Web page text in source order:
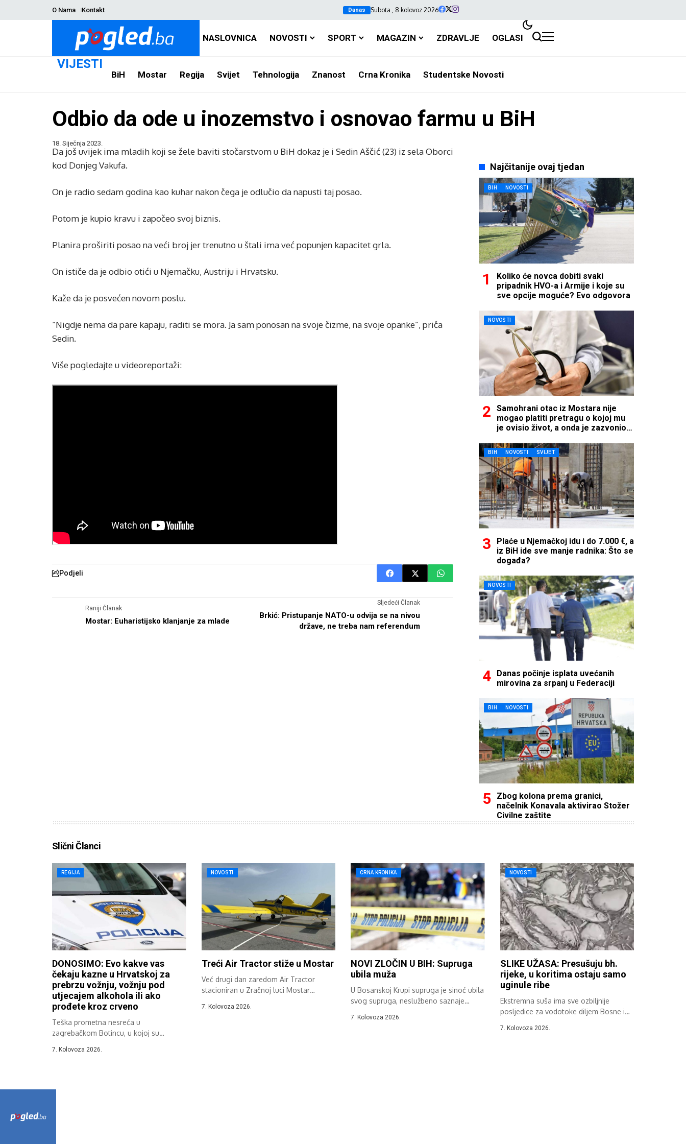
O Nama Kontakt Danas Subota , 8 kolovoz 2026
NASLOVNICA NOVOSTI SPORT MAGAZIN ZDRAVLJE OGLASI
VIJESTI
BiH Mostar Regija Svijet Tehnologija Znanost Crna Kronika Studentske Novosti
Odbio da ode u inozemstvo i osnovao farmu u BiH
18. Siječnja 2023.
Da još uvijek ima mladih koji se žele baviti stočarstvom u BiH dokaz je i Sedin Aščić (23) iz sela Oborci
kod Donjeg Vakufa.
On je radio sedam godina kao kuhar nakon čega je odlučio da napusti taj posao.
Potom je kupio kravu i započeo svoj biznis.
Planira proširiti posao na veći broj jer trenutno u štali ima već popunjen kapacitet grla.
On ističe da je odbio otići u Njemačku, Austriju i Hrvatsku.
Kaže da je posvećen novom poslu.
“Nigdje nema da pare kapaju, raditi se mora. Ja sam ponosan na svoje čizme, na svoje opanke”, priča
Sedin.
Više pogledajte u videoreportaži:
Podjeli
Raniji Članak
Mostar: Euharistijsko klanjanje za mlade
Sljedeći Članak
Brkić: Pristupanje NATO-u odvija se na nivou
države, ne treba nam referendum
Najčitanije ovaj tjedan
BIH NOVOSTI
Koliko će novca dobiti svaki
pripadnik HVO-a i Armije i koje su
sve opcije moguće? Evo odgovora
NOVOSTI
Samohrani otac iz Mostara nije
mogao platiti pretragu o kojoj mu
je ovisio život, a onda je zazvonio
BIH NOVOSTI SVIJET
Plaće u Njemačkoj idu i do 7.000 €, a
iz BiH ide sve manje radnika: Što se
događa?
NOVOSTI
Danas počinje isplata uvećanih
mirovina za srpanj u Federaciji
BIH NOVOSTI
Zbog kolona prema granici,
načelnik Konavala aktivirao Stožer
Civilne zaštite
Slični Članci
REGIJA
DONOSIMO: Evo kakve vas
čekaju kazne u Hrvatskoj za
prebrzu vožnju, vožnju pod
utjecajem alkohola ili ako
prođete kroz crveno
Teška prometna nesreća u
zagrebačkom Botincu, u kojoj su
7. Kolovoza 2026.
NOVOSTI
Treći Air Tractor stiže u Mostar
Već drugi dan zaredom Air Tractor
stacioniran u Zračnoj luci Mostar
7. Kolovoza 2026.
CRNA KRONIKA
NOVI ZLOČIN U BIH: Supruga
ubila muža
U Bosanskoj Krupi supruga je sinoć ubila
svog supruga, neslužbeno saznaje
7. Kolovoza 2026.
NOVOSTI
SLIKE UŽASA: Presušuju bh.
rijeke, u koritima ostaju samo
uginule ribe
Ekstremna suša ima sve ozbiljnije
posljedice za vodotoke diljem Bosne i
7. Kolovoza 2026.